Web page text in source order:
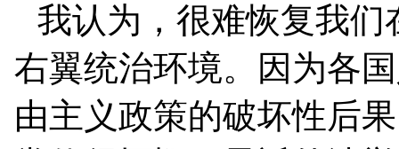
我认为，很难恢复我们
右翼统治环境。因为各
由主义政策的破坏性后